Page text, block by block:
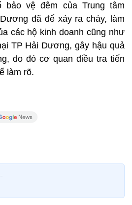
bảo vệ đêm của Trung tâm
đã để xảy ra cháy, làm
các hộ kinh doanh cũng như
TP Hải Dương, gây hậu quả
do đó cơ quan điều tra tiến
làm rõ.